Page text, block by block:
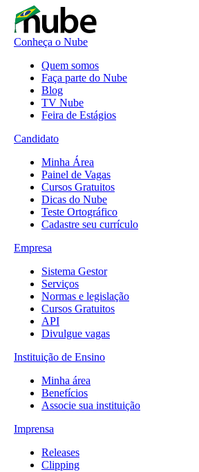
Conheça o Nube
Quem somos
Faça parte do Nube
Blog
TV Nube
Feira de Estágios
Candidato
Minha Área
Painel de Vagas
Cursos Gratuitos
Dicas do Nube
Teste Ortográfico
Cadastre seu currículo
Empresa
Sistema Gestor
Serviços
Normas e legislação
Cursos Gratuitos
API
Divulgue vagas
Instituição de Ensino
Minha área
Benefícios
Associe sua instituição
Imprensa
Releases
Clipping